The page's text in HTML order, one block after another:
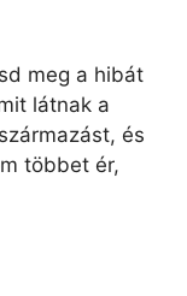
meg a hibát
látnak a
és
többet ér,